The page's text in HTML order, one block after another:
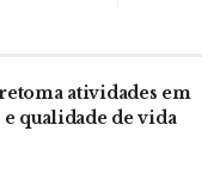
atividades em
qualidade de vida